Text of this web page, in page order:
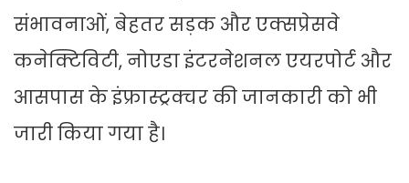
संभावनाओं, बेहतर सड़क और एक्सप्रेसवे
कनेक्टिविटी, नोएडा इंटरनेशनल एयरपोर्ट और
आसपास के इंफ्रास्ट्रक्चर की जानकारी को भी
जारी किया गया है।